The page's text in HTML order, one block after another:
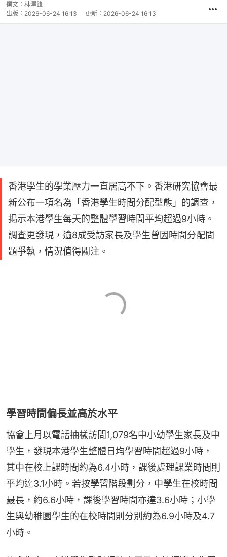
撰文： 林澤鋒
出版： 2026-06-24 16:13 更新： 2026-06-24 16:13
香港學生的學業壓力一直居高不下。香港研究協會最
新公布一項名為「香港學生時間分配型態」的調查，
揭示本港學生每天的整體學習時間平均超過9小時。
調查更發現，逾8成受訪家長及學生曾因時間分配問
題爭執，情況值得關注。
學習時間偏長並高於水平
協會上月以電話抽樣訪問1,079名中小幼學生家長及中
學生，發現本港學生整體日均學習時間超過9小時，
其中在校上課時間約為6.4小時，課後處理課業時間則
平均達3.1小時。若按學習階段劃分，中學生在校時間
最長，約6.6小時，課後學習時間亦達3.6小時；小學
生與幼稚園學生的在校時間則分別約為6.9小時及4.7
小時。